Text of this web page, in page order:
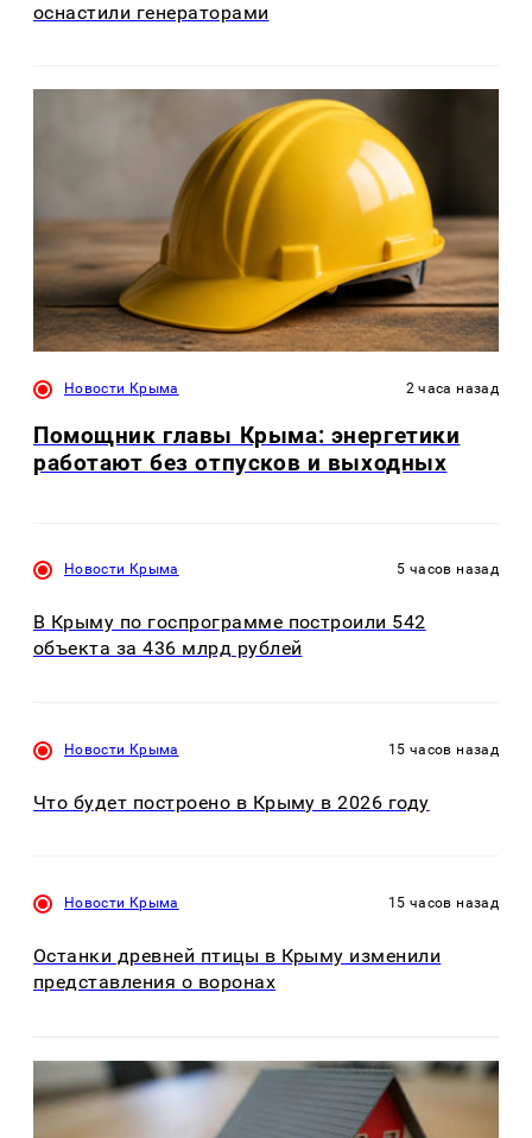
оснастили генераторами
Новости Крыма 2 часа назад
Помощник главы Крыма: энергетики
работают без отпусков и выходных
Новости Крыма 5 часов назад
В Крыму по госпрограмме построили 542
объекта за 436 млрд рублей
Новости Крыма 15 часов назад
Что будет построено в Крыму в 2026 году
Новости Крыма 15 часов назад
Останки древней птицы в Крыму изменили
представления о воронах